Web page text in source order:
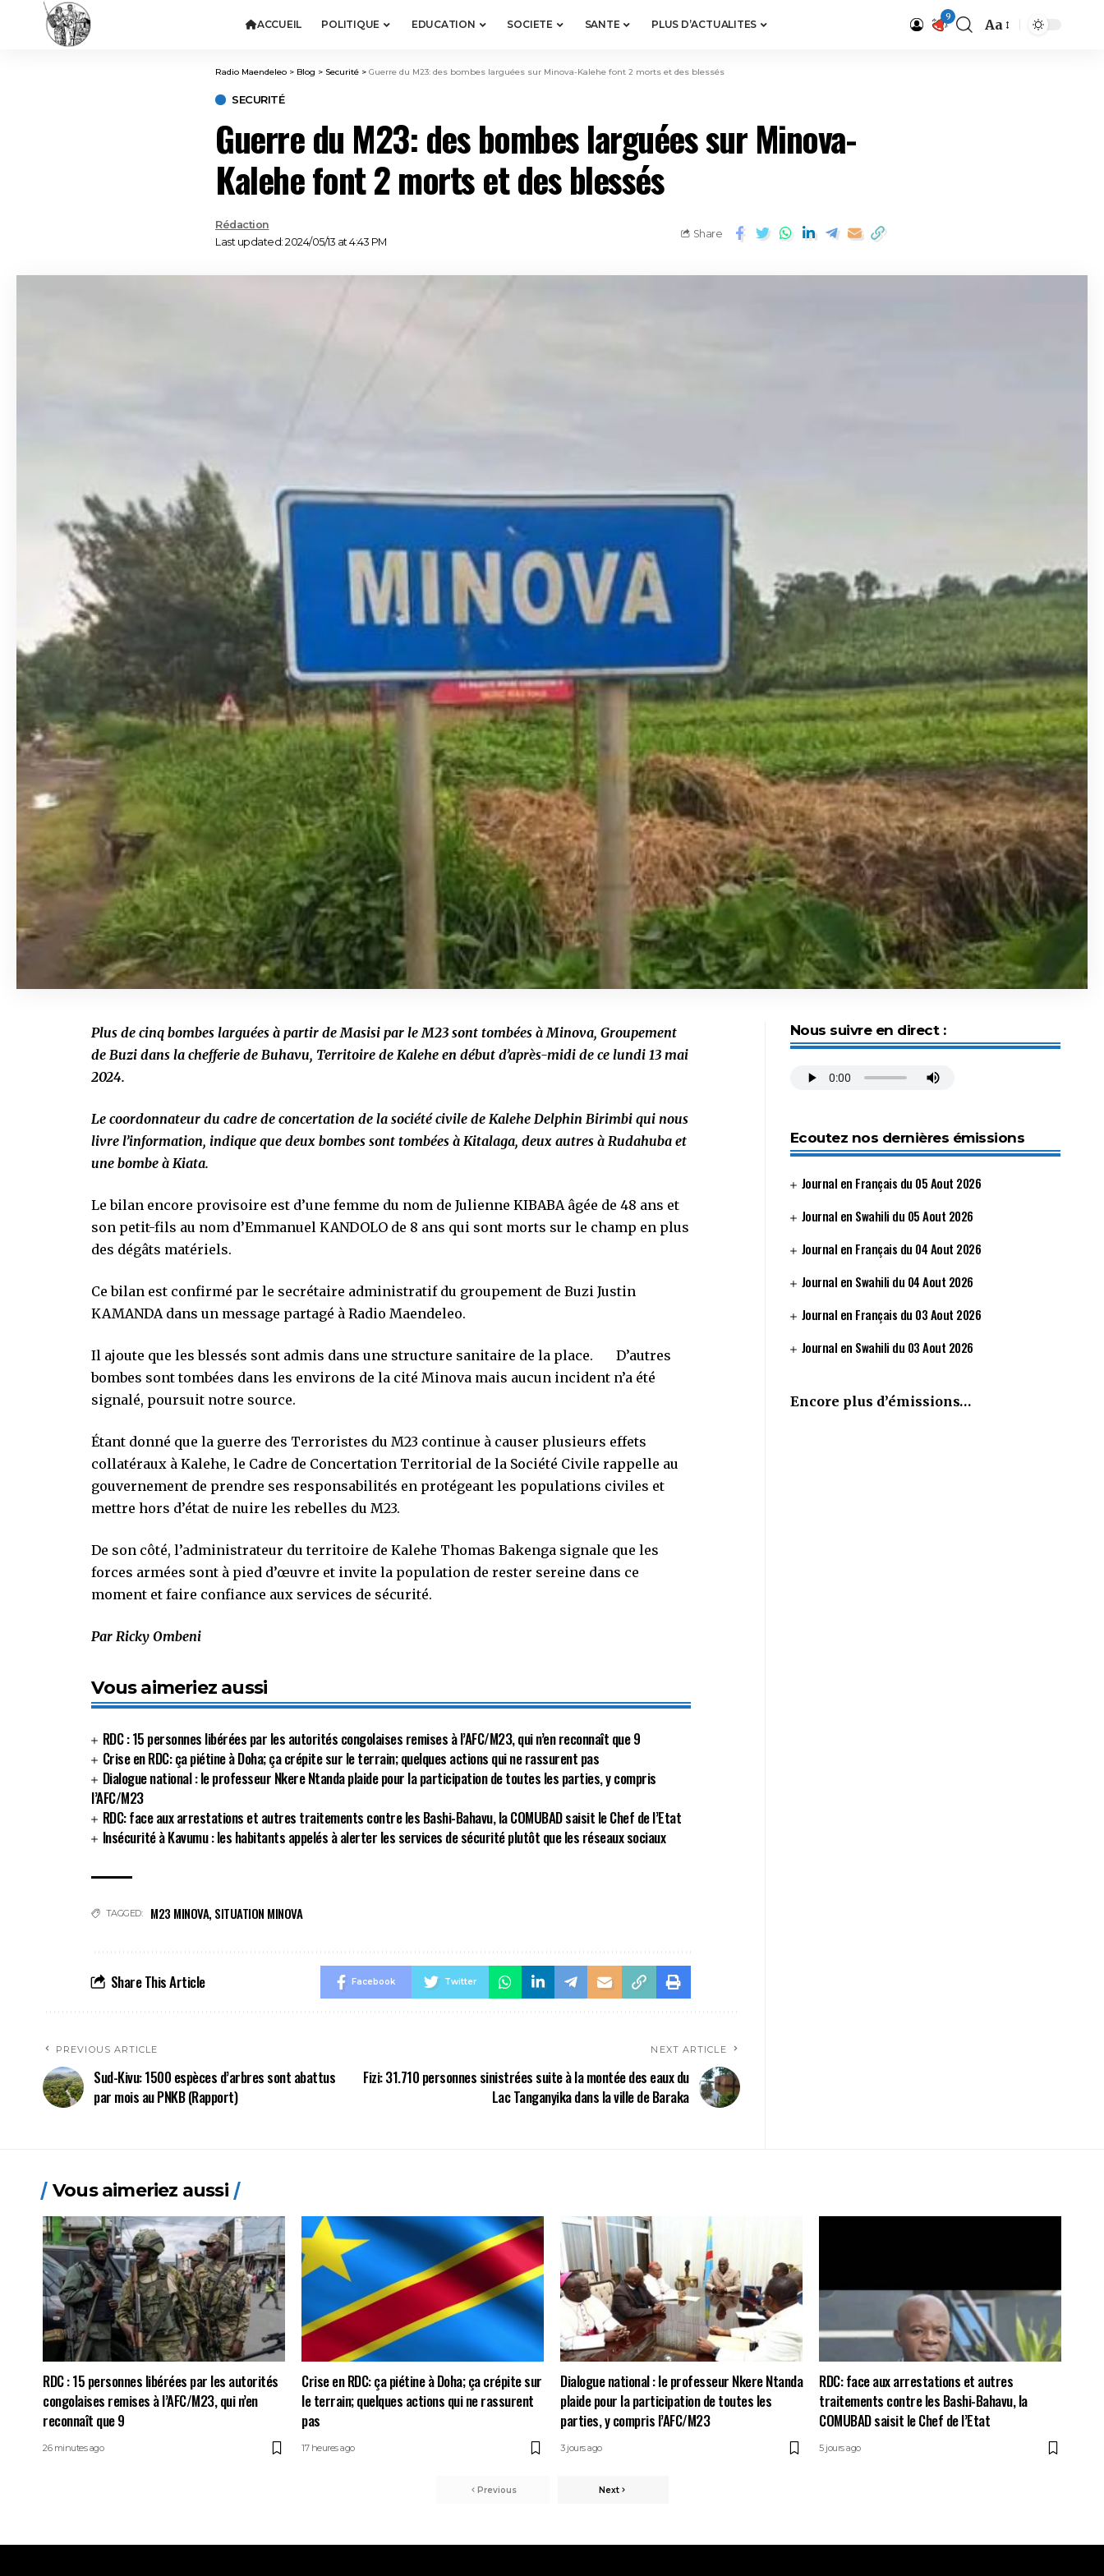
ACCUEIL POLITIQUE EDUCATION SOCIETE SANTE PLUS D’ACTUALITES
9 Aa
Radio Maendeleo > Blog > Securité > Guerre du M23: des bombes larguées sur Minova-Kalehe font 2 morts et des blessés
SECURITÉ
Guerre du M23: des bombes larguées sur Minova-
Kalehe font 2 morts et des blessés
Last updated: 2024/05/13 at 4:43 PM
Rédaction
Share
Plus de cinq bombes larguées à partir de Masisi par le M23 sont tombées à Minova, Groupement
de Buzi dans la chefferie de Buhavu, Territoire de Kalehe en début d’après-midi de ce lundi 13 mai
2024.
Le coordonnateur du cadre de concertation de la société civile de Kalehe Delphin Birimbi qui nous
livre l’information, indique que deux bombes sont tombées à Kitalaga, deux autres à Rudahuba et
une bombe à Kiata.
Le bilan encore provisoire est d’une femme du nom de Julienne KIBABA âgée de 48 ans et
son petit-fils au nom d’Emmanuel KANDOLO de 8 ans qui sont morts sur le champ en plus
des dégâts matériels.
Ce bilan est confirmé par le secrétaire administratif du groupement de Buzi Justin
KAMANDA dans un message partagé à Radio Maendeleo.
Il ajoute que les blessés sont admis dans une structure sanitaire de la place. D’autres
bombes sont tombées dans les environs de la cité Minova mais aucun incident n’a été
signalé, poursuit notre source.
Étant donné que la guerre des Terroristes du M23 continue à causer plusieurs effets
collatéraux à Kalehe, le Cadre de Concertation Territorial de la Société Civile rappelle au
gouvernement de prendre ses responsabilités en protégeant les populations civiles et
mettre hors d’état de nuire les rebelles du M23.
De son côté, l’administrateur du territoire de Kalehe Thomas Bakenga signale que les
forces armées sont à pied d’œuvre et invite la population de rester sereine dans ce
moment et faire confiance aux services de sécurité.
Par Ricky Ombeni
Vous aimeriez aussi
RDC : 15 personnes libérées par les autorités congolaises remises à l’AFC/M23, qui n’en reconnaît que 9
Crise en RDC: ça piétine à Doha; ça crépite sur le terrain; quelques actions qui ne rassurent pas
Dialogue national : le professeur Nkere Ntanda plaide pour la participation de toutes les parties, y compris
l’AFC/M23
RDC: face aux arrestations et autres traitements contre les Bashi-Bahavu, la COMUBAD saisit le Chef de l’Etat
Insécurité à Kavumu : les habitants appelés à alerter les services de sécurité plutôt que les réseaux sociaux
TAGGED: M23 MINOVA, SITUATION MINOVA
Share This Article Facebook Twitter
PREVIOUS ARTICLE
Sud-Kivu: 1500 espèces d’arbres sont abattus
par mois au PNKB (Rapport)
NEXT ARTICLE
Fizi: 31.710 personnes sinistrées suite à la montée des eaux du
Lac Tanganyika dans la ville de Baraka
Nous suivre en direct :
Ecoutez nos dernières émissions
Journal en Français du 05 Aout 2026
Journal en Swahili du 05 Aout 2026
Journal en Français du 04 Aout 2026
Journal en Swahili du 04 Aout 2026
Journal en Français du 03 Aout 2026
Journal en Swahili du 03 Aout 2026
Encore plus d’émissions…
Vous aimeriez aussi
RDC : 15 personnes libérées par les autorités
congolaises remises à l’AFC/M23, qui n’en
reconnaît que 9
26 minutes ago
Crise en RDC: ça piétine à Doha; ça crépite sur
le terrain; quelques actions qui ne rassurent
pas
17 heures ago
Dialogue national : le professeur Nkere Ntanda
plaide pour la participation de toutes les
parties, y compris l’AFC/M23
3 jours ago
RDC: face aux arrestations et autres
traitements contre les Bashi-Bahavu, la
COMUBAD saisit le Chef de l’Etat
5 jours ago
Previous Next